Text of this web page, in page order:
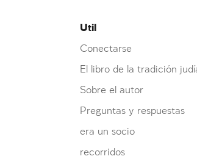
Util
Conectarse
El libro de la tradición
Sobre el autor
Preguntas y respuestas
era un socio
recorridos